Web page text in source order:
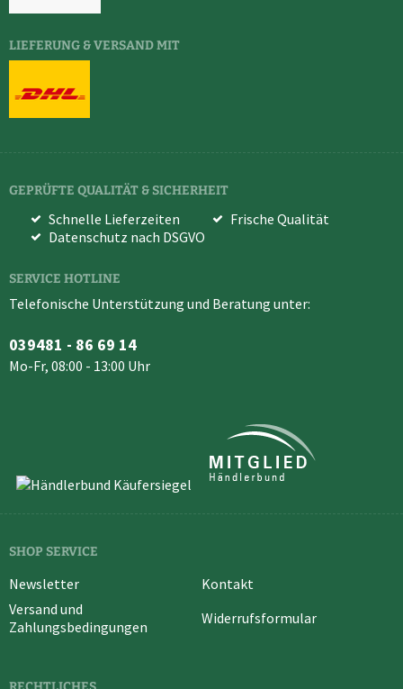
LIEFERUNG & VERSAND MIT
GEPRÜFTE QUALITÄT & SICHERHEIT
Schnelle Lieferzeiten
Frische Qualität
Datenschutz nach DSGVO
SERVICE HOTLINE
Telefonische Unterstützung und Beratung unter:
039481 - 86 69 14
Mo-Fr, 08:00 - 13:00 Uhr
SHOP SERVICE
Newsletter
Kontakt
Versand und
Zahlungsbedingungen
Widerrufsformular